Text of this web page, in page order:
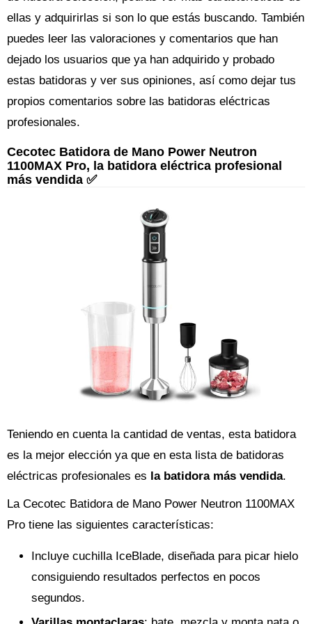
ellas y adquirirlas si son lo que estás buscando. También
puedes leer las valoraciones y comentarios que han
dejado los usuarios que ya han adquirido y probado
estas batidoras y ver sus opiniones, así como dejar tus
propios comentarios sobre las batidoras eléctricas
profesionales.
Cecotec Batidora de Mano Power Neutron
1100MAX Pro, la batidora eléctrica profesional
más vendida ✅
Teniendo en cuenta la cantidad de ventas, esta batidora
es la mejor elección ya que en esta lista de batidoras
eléctricas profesionales es la batidora más vendida.
La Cecotec Batidora de Mano Power Neutron 1100MAX
Pro tiene las siguientes características:
Incluye cuchilla IceBlade, diseñada para picar hielo
consiguiendo resultados perfectos en pocos
segundos.